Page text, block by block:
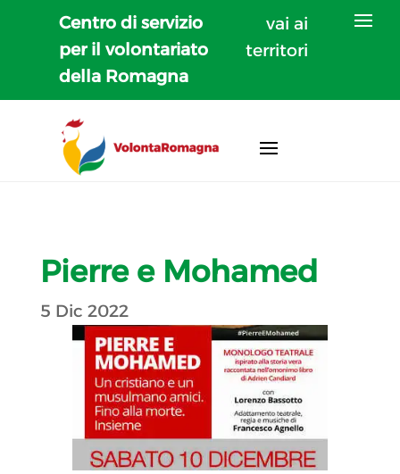
Centro di servizio
per il volontariato
della Romagna
vai ai
territori
Pierre e Mohamed
5 Dic 2022